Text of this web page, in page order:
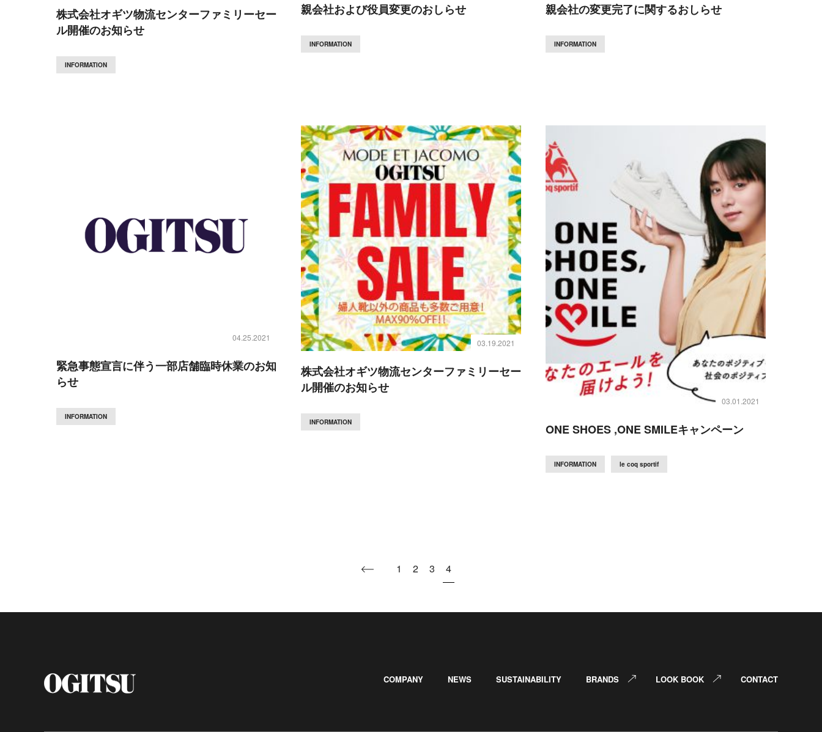
株式会社オギツ物流センターファミリーセー
ル開催のお知らせ
INFORMATION
親会社および役員変更のおしらせ
INFORMATION
親会社の変更完了に関するおしらせ
INFORMATION
04.25.2021
緊急事態宣言に伴う一部店舗臨時休業のお知
らせ
INFORMATION
03.19.2021
株式会社オギツ物流センターファミリーセー
ル開催のお知らせ
INFORMATION
03.01.2021
ONE SHOES ,ONE SMILEキャンペーン
INFORMATION le coq sportif
1 2 3 4
COMPANY NEWS SUSTAINABILITY BRANDS LOOK BOOK CONTACT